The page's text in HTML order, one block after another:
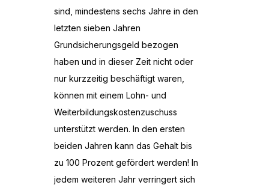
sind, mindestens sechs Jahre in den
letzten sieben Jahren
Grundsicherungsgeld bezogen
haben und in dieser Zeit nicht oder
nur kurzzeitig beschäftigt waren,
können mit einem Lohn- und
Weiterbildungskostenzuschuss
unterstützt werden. In den ersten
beiden Jahren kann das Gehalt bis
zu 100 Prozent gefördert werden! In
jedem weiteren Jahr verringert sich